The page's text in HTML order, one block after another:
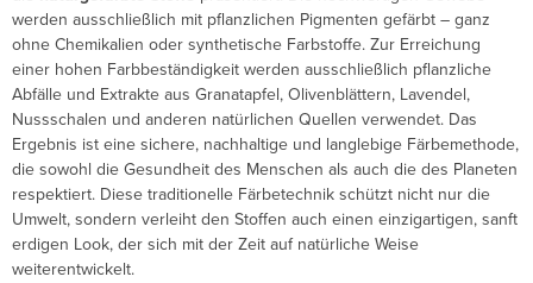
werden ausschließlich mit pflanzlichen Pigmenten gefärbt – ganz
ohne Chemikalien oder synthetische Farbstoffe. Zur Erreichung
einer hohen Farbbeständigkeit werden ausschließlich pflanzliche
Abfälle und Extrakte aus Granatapfel, Olivenblättern, Lavendel,
Nussschalen und anderen natürlichen Quellen verwendet. Das
Ergebnis ist eine sichere, nachhaltige und langlebige Färbemethode,
die sowohl die Gesundheit des Menschen als auch die des Planeten
respektiert. Diese traditionelle Färbetechnik schützt nicht nur die
Umwelt, sondern verleiht den Stoffen auch einen einzigartigen, sanft
erdigen Look, der sich mit der Zeit auf natürliche Weise
weiterentwickelt.